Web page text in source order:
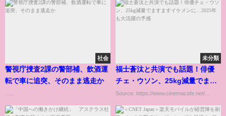
社会
警視庁捜査2課の警部補、飲酒運
転で車に追突、そのまま逃走か
未分類
福士蒼汰と共演でも話題！俳優
チェ・ウソン、25kg減量でます
ますイケメンに…2025年も大活
Source: https://www.cinemacafe.net/...